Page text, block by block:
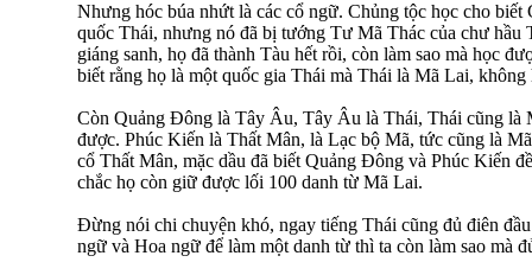
Nhưng hóc búa nhứt là các cổ ngữ. Chủng tộc học cho
quốc Thái, nhưng nó đã bị tướng Tư Mã Thác của chư hầu
giáng sanh, họ đã thành Tàu hết rồi, còn làm sao mà học
biết rằng họ là một quốc gia Thái mà Thái là Mã Lai,
Còn Quảng Đông là Tây Âu, Tây Âu là Thái, Thái cũng là
được. Phúc Kiến là Thất Mân, là Lạc bộ Mã, tức cũng là
cổ Thất Mân, mặc dầu đã biết Quảng Đông và Phúc Kiến
chắc họ còn giữ được lối 100 danh từ Mã Lai.
Đừng nói chi chuyện khó, ngay tiếng Thái cũng đủ điên
ngữ và Hoa ngữ để làm một danh từ thì ta còn làm sao mà